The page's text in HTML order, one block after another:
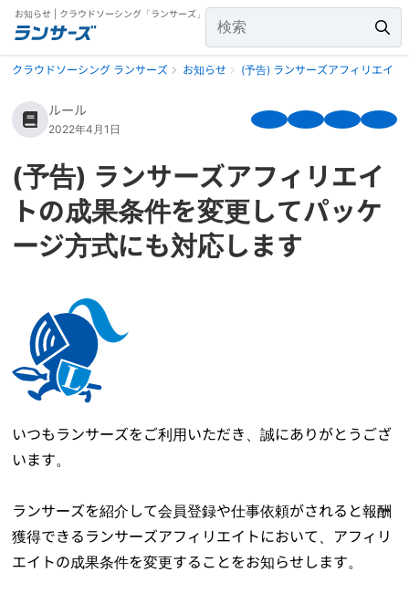
お知らせ | クラウドソーシング「ランサーズ」
クラウドソーシング ランサーズ お知らせ (予告) ランサーズアフィリエイ
ルール
2022年4月1日
(予告) ランサーズアフィリエイ
トの成果条件を変更してパッケ
ージ方式にも対応します
いつもランサーズをご利用いただき、誠にありがとうござ
います。
ランサーズを紹介して会員登録や仕事依頼がされると報酬
獲得できるランサーズアフィリエイトにおいて、アフィリ
エイトの成果条件を変更することをお知らせします。